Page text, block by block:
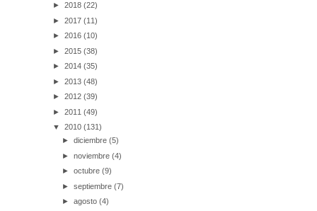
► 2018 (22)
► 2017 (11)
► 2016 (10)
► 2015 (38)
► 2014 (35)
► 2013 (48)
► 2012 (39)
► 2011 (49)
▼ 2010 (131)
►diciembre(5)
►noviembre(4)
►octubre(9)
►septiembre(7)
►agosto(4)